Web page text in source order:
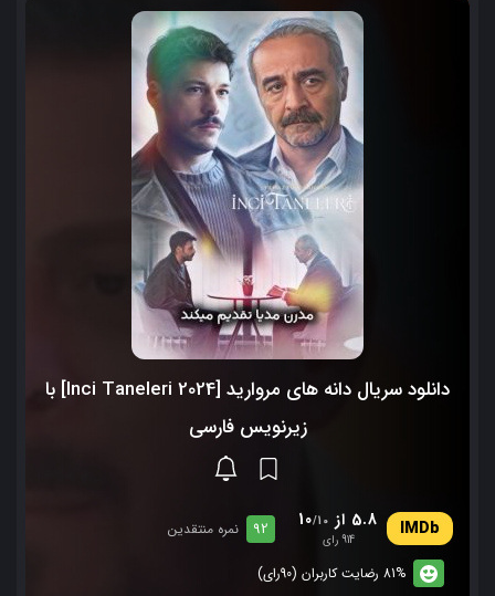
دانلود سریال دانه های مروارید [Inci Taneleri 2024] با
زیرنویس فارسی
5.8 از 10
/10
914 رای
92 نمره منتقدین
81% رضایت کاربران (90رای)